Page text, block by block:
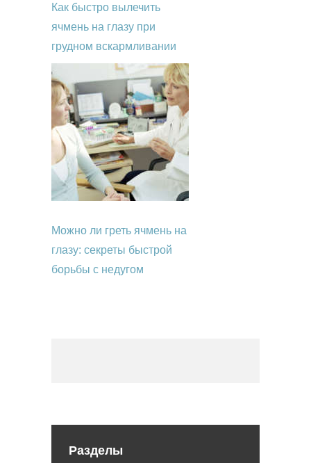
Как быстро вылечить
ячмень на глазу при
грудном вскармливании
Можно ли греть ячмень на
глазу: секреты быстрой
борьбы с недугом
Разделы